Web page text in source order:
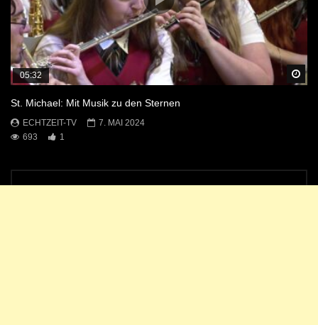
05:32
St. Michael: Mit Musik zu den Sternen
ECHTZEIT-TV
7. MAI 2024
693
1